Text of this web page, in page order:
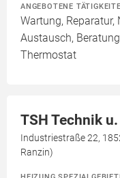
ANGEBOTENE
Wartung,
Austausch,
Thermostat
TSH Technik
Industriestraße 22,
Ranzin)